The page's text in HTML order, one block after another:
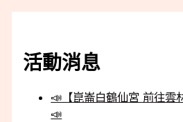
活動消息
📣【崑崙白鶴仙宮 前往雲
📣